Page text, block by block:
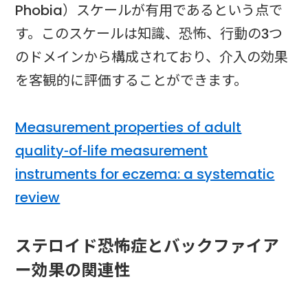
Phobia）スケールが有用であるという点で
す。このスケールは知識、恐怖、行動の3つ
のドメインから構成されており、介入の効果
を客観的に評価することができます。
Measurement properties of adult
quality-of-life measurement
instruments for eczema: a systematic
review
ステロイド恐怖症とバックファイア
ー効果の関連性